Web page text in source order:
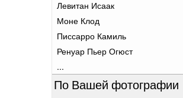
Левитан Исаак
Моне Клод
Писсарро Камиль
Ренуар Пьер Огюст
...
По Вашей фотографии